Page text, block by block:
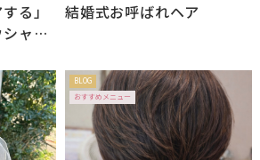
る」
ャン
結婚式お呼ばれヘア
BLOG
おすすめメニュー